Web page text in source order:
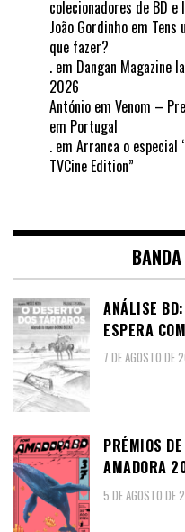
colecionadores de BD e
João Gordinho em Tens
que fazer?
. em Dangan Magazine
2026
António em Venom –
em Portugal
. em Arranca o especial
TVCine Edition”
ANÁLISE
ESPERA
7 DE AGOSTO DE
PRÉMIOS
AMADORA
5 DE AGOSTO DE